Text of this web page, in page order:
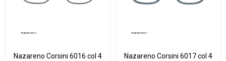
Nazareno Corsini 6016 col 4
Nazareno Corsini 6017 col 4